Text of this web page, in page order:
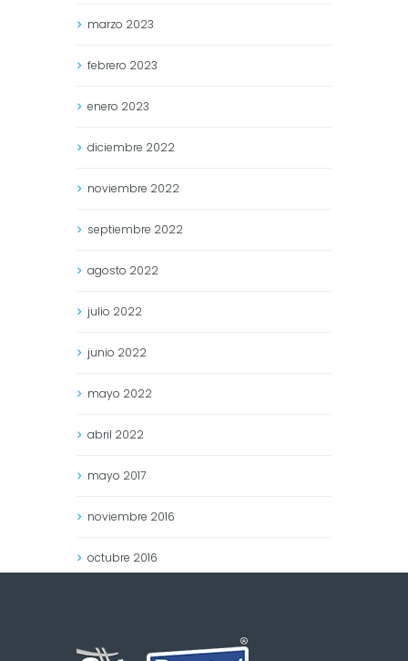
marzo 2023
febrero 2023
enero 2023
diciembre 2022
noviembre 2022
septiembre 2022
agosto 2022
julio 2022
junio 2022
mayo 2022
abril 2022
mayo 2017
noviembre 2016
octubre 2016